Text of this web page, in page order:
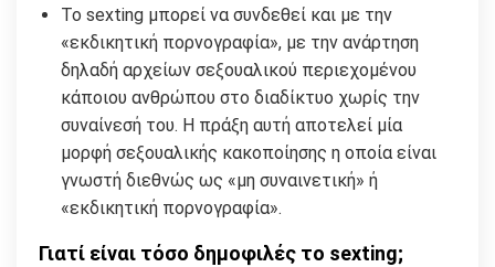
Το sexting μπορεί να συνδεθεί και με την
«εκδικητική πορνογραφία», με την ανάρτηση
δηλαδή αρχείων σεξουαλικού περιεχομένου
κάποιου ανθρώπου στο διαδίκτυο χωρίς την
συναίνεσή του. Η πράξη αυτή αποτελεί μία
μορφή σεξουαλικής κακοποίησης η οποία είναι
γνωστή διεθνώς ως «μη συναινετική» ή
«εκδικητική πορνογραφία».
Γιατί είναι τόσο δημοφιλές το sexting;